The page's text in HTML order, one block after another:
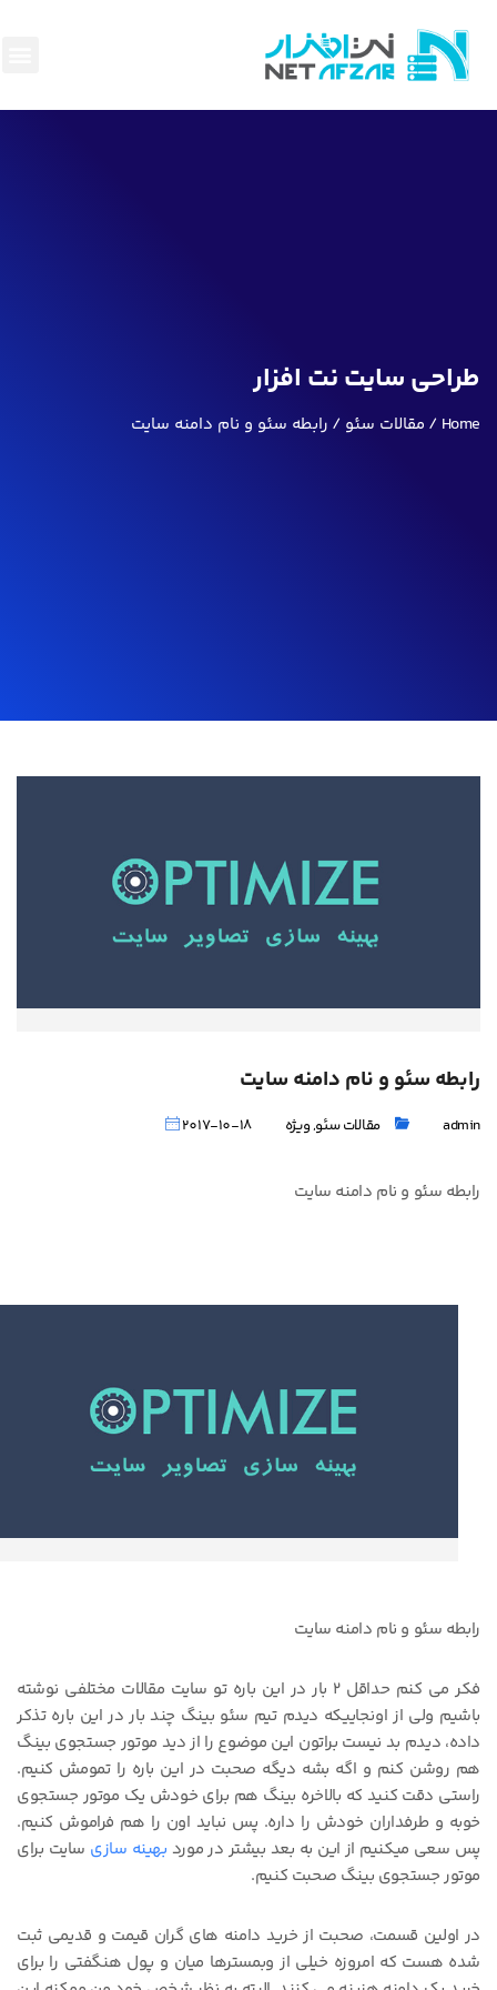
طراحی سایت نت افزار
Home مقالات سئو رابطه سئو و نام دامنه سایت
رابطه سئو و نام دامنه سایت
admin مقالات سئو,ویژه 2017-10-18
رابطه سئو و نام دامنه سایت
رابطه سئو و نام دامنه سایت
فکر می کنم حداقل ۲ بار در این باره تو سایت مقالات مختلفی نوشته
باشیم ولی از اونجاییکه دیدم تیم سئو بینگ چند بار در این باره تذکر
داده، دیدم بد نیست براتون این موضوع را از دید موتور جستجوی بینگ
هم روشن کنم و اگه بشه دیگه صحبت در این باره را تمومش کنیم.
راستی دقت کنید که بالاخره بینگ هم برای خودش یک موتور جستجوی
خوبه و طرفداران خودش را داره. پس نباید اون را هم فراموش کنیم.
پس سعی میکنیم از این به بعد بیشتر در مورد بهینه سازیسایت برای
موتور جستجوی بینگ صحبت کنیم.
در اولین قسمت، صحبت از خرید دامنه های گران قیمت و قدیمی ثبت
شده هست که امروزه خیلی از وبمسترها میان و پول هنگفتی را برای